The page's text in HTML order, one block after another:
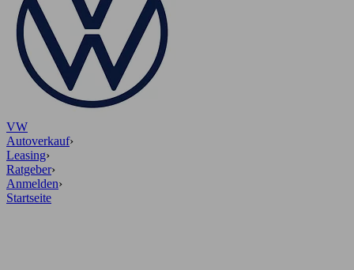
VW
Autoverkauf›
Leasing›
Ratgeber›
Anmelden›
Startseite